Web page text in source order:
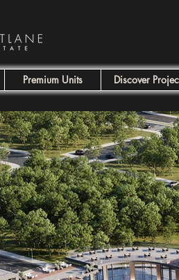
Premium Units Discover